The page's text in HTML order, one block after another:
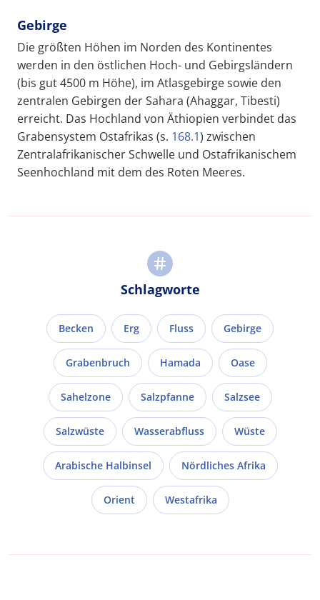
Gebirge
Die größten Höhen im Norden des Kontinentes
werden in den östlichen Hoch- und Gebirgsländern
(bis gut 4500 m Höhe), im Atlasgebirge sowie den
zentralen Gebirgen der Sahara (Ahaggar, Tibesti)
erreicht. Das Hochland von Äthiopien verbindet das
Grabensystem Ostafrikas (s. 168.1) zwischen
Zentralafrikanischer Schwelle und Ostafrikanischem
Seenhochland mit dem des Roten Meeres.
Schlagworte
Becken Erg Fluss Gebirge
Grabenbruch Hamada Oase
Sahelzone Salzpfanne Salzsee
Salzwüste Wasserabfluss Wüste
Arabische Halbinsel Nördliches Afrika
Orient Westafrika